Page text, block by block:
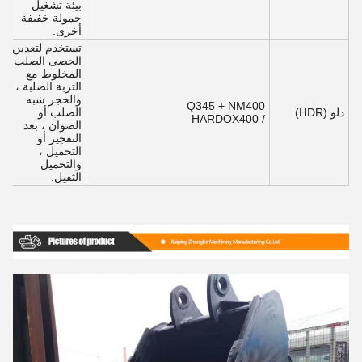
بيئة تشغيل
حمولة خفيفة
أخرى.
دلو (HDR)
Q345 + NM400
/ HARDOX400
تستخدم لتعدين
الحصى الصلب
المخلوط مع
التربة الصلبة ،
والحجر شبه
الصلب أو
الصوان ، بعد
التفجير أو
التحميل ،
والتحميل
الثقيل.